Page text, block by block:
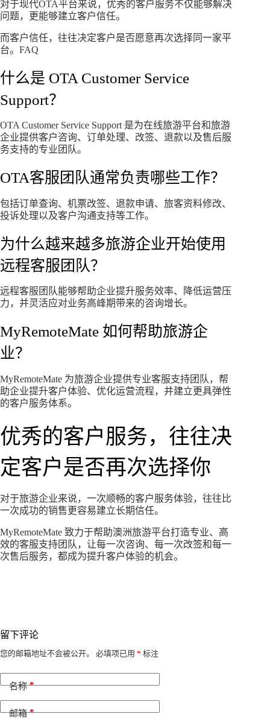
对于现代OTA平台来说，优秀的客户服务不仅能够解决
问题，更能够建立客户信任。
而客户信任，往往决定客户是否愿意再次选择同一家平
台。FAQ
什么是 OTA Customer Service
Support？
OTA Customer Service Support 是为在线旅游平台和旅游
企业提供客户咨询、订单处理、改签、退款以及售后服
务支持的专业团队。
OTA客服团队通常负责哪些工作？
包括订单查询、机票改签、退款申请、旅客资料修改、
投诉处理以及客户沟通支持等工作。
为什么越来越多旅游企业开始使用
远程客服团队？
远程客服团队能够帮助企业提升服务效率、降低运营压
力，并灵活应对业务高峰期带来的咨询增长。
MyRemoteMate 如何帮助旅游企
业？
MyRemoteMate 为旅游企业提供专业客服支持团队，帮
助企业提升客户体验、优化运营流程，并建立更具弹性
的客户服务体系。
优秀的客户服务，往往决
定客户是否再次选择你
对于旅游企业来说，一次顺畅的客户服务体验，往往比
一次成功的销售更容易建立长期信任。
MyRemoteMate 致力于帮助澳洲旅游平台打造专业、高
效的客服支持团队，让每一次咨询、每一次改签和每一
次售后服务，都成为提升客户体验的机会。
留下评论
您的邮箱地址不会被公开。 必填项已用 * 标注
名称*
邮箱*
A
t
e